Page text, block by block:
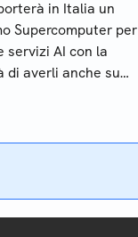
in Italia un
Supercomputer per
servizi AI con la
di averli anche su